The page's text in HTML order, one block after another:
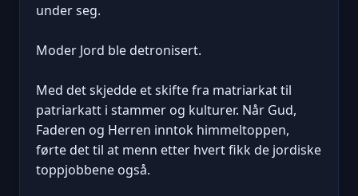
under seg.
Moder Jord ble detronisert.
Med det skjedde et skifte fra matriarkat til
patriarkatt i stammer og kulturer. Når Gud,
Faderen og Herren inntok himmeltoppen,
førte det til at menn etter hvert fikk de jordiske
toppjobbene også.